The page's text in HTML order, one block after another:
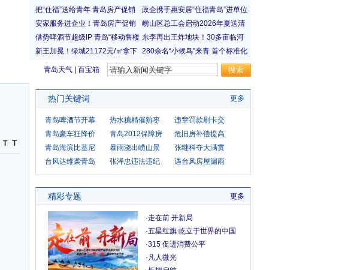
青岛天气 百宝箱
T T
热门关键词 更多
青岛啤酒节开幕 热水糖精催熟枣
违章罚款刷卡交
青岛豪车狂降价
青岛2012保障房
危旧房补偿提高
青岛海滨比基尼
暴雨浇出崂山景
张继科夺大满贯
台风达维袭青岛
张泽忠违法违纪 遇台风房屋漏雨